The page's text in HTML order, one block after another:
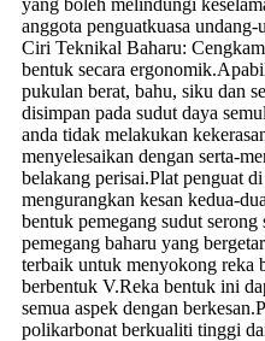
yang boleh melindungi
anggota penguatkuasa undang-
Ciri Teknikal Baharu:
bentuk secara
pukulan berat, bahu, siku dan
disimpan pada sudut daya
anda tidak melakukan
menyelesaikan dengan serta-
belakang perisai.Plat penguat
mengurangkan kesan kedua-
bentuk pemegang sudut
pemegang baharu yang
terbaik untuk menyokong reka
berbentuk V.Reka bentuk ini
semua aspek dengan
polikarbonat berkualiti tinggi